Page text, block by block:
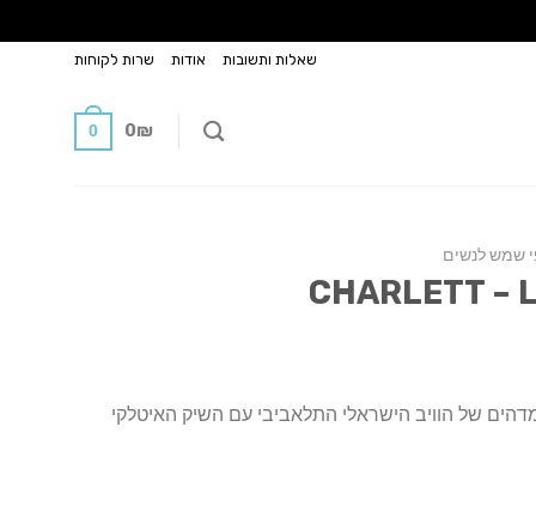
שאלות ותשובות אודות שרות לקוחות
0₪
0
שמש לנשים
של הוויב הישראלי התלאביבי עם השיק האיטלקי